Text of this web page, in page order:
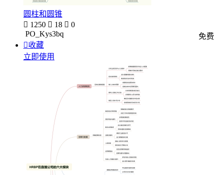
圆柱和圆锥
 1250  18  0
PO_Kys3bq
免费
收藏
立即使用